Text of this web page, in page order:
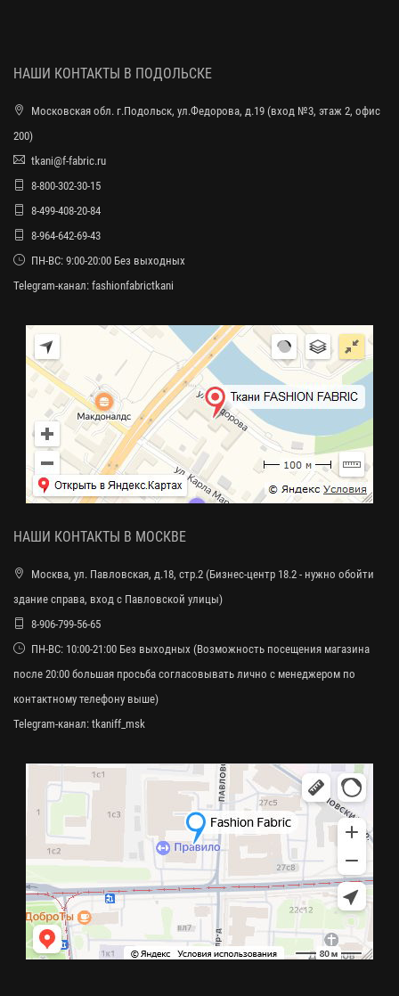
НАШИ КОНТАКТЫ В ПОДОЛЬСКЕ
Московская обл. г.Подольск, ул.Федорова, д.19 (вход №3, этаж 2, офис
200)
tkani@f-fabric.ru
8-800-302-30-15
8-499-408-20-84
8-964-642-69-43
ПН-ВС: 9:00-20:00 Без выходных
Telegram-канал: fashionfabrictkani
НАШИ КОНТАКТЫ В МОСКВЕ
Москва, ул. Павловская, д.18, стр.2 (Бизнес-центр 18.2 - нужно обойти
здание справа, вход с Павловской улицы)
8-906-799-56-65
ПН-ВС: 10:00-21:00 Без выходных (Возможность посещения магазина
после 20:00 большая просьба согласовывать лично с менеджером по
контактному телефону выше)
Telegram-канал: tkaniff_msk